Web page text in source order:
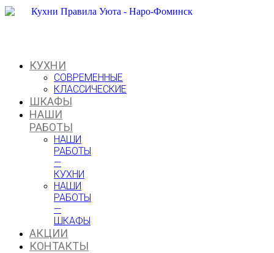
Перейти
КУХНИ
СОВРЕМЕННЫЕ
КЛАССИЧЕСКИЕ
ШКАФЫ
НАШИ
РАБОТЫ
НАШИ
РАБОТЫ
—
КУХНИ
НАШИ
РАБОТЫ
—
ШКАФЫ
АКЦИИ
КОНТАКТЫ